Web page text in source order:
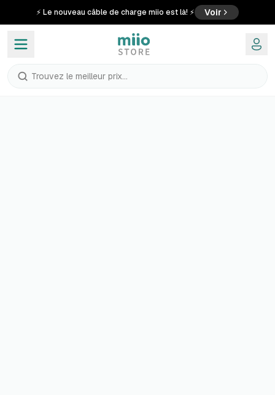
⚡ Le nouveau câble de charge miio est là! ⚡ Voir
Trouvez le meilleur prix...